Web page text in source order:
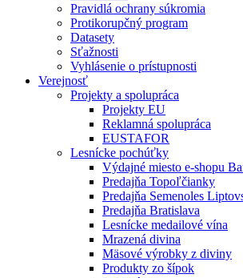
Pravidlá ochrany súkromia
Protikorupčný program
Datasety
Sťažnosti
Vyhlásenie o prístupnosti
Verejnosť
Projekty a spolupráca
Projekty EU
Reklamná spolupráca
EUSTAFOR
Lesnícke pochúťky
Výdajné miesto e-shopu
Predajňa Topoľčianky
Predajňa Semenoles
Predajňa Bratislava
Lesnícke medailové vína
Mrazená divina
Mäsové výrobky z diviny
Produkty zo šípok